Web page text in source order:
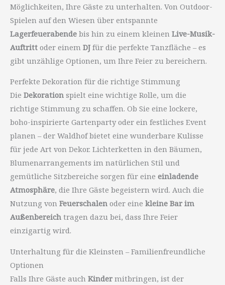
Möglichkeiten, Ihre Gäste zu unterhalten. Von Outdoor-
Spielen auf den Wiesen über entspannte
Lagerfeuerabende bis hin zu einem kleinen Live-Musik-
Auftritt oder einem DJ für die perfekte Tanzfläche – es
gibt unzählige Optionen, um Ihre Feier zu bereichern.
Perfekte Dekoration für die richtige Stimmung
Die Dekoration spielt eine wichtige Rolle, um die
richtige Stimmung zu schaffen. Ob Sie eine lockere,
boho-inspirierte Gartenparty oder ein festliches Event
planen – der Waldhof bietet eine wunderbare Kulisse
für jede Art von Dekor. Lichterketten in den Bäumen,
Blumenarrangements im natürlichen Stil und
gemütliche Sitzbereiche sorgen für eine einladende
Atmosphäre, die Ihre Gäste begeistern wird. Auch die
Nutzung von Feuerschalen oder eine kleine Bar im
Außenbereich tragen dazu bei, dass Ihre Feier
einzigartig wird.
Unterhaltung für die Kleinsten – Familienfreundliche
Optionen
Falls Ihre Gäste auch Kindermitbringen, ist der